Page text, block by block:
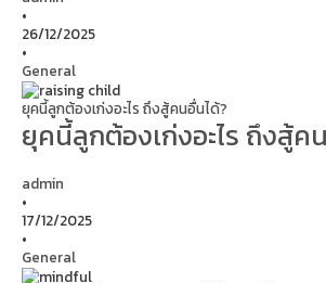
•
26/12/2025
•
General
ยุคนี้ลูกต้องเก่งอะไร ถึงสู้คนอื่นได้?
ยุคนี้ลูกต้องเก่งอะไร ถึงสู้ค
admin
•
17/12/2025
•
General